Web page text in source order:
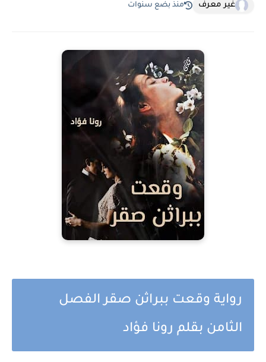
غير معرف منذ بضع سنوات
رواية وقعت ببراثن صقر الفصل
الثامن بقلم رونا فؤاد